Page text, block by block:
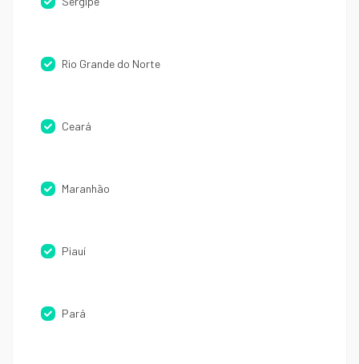
Rio Grande do Norte
Ceará
Maranhão
Piauí
Pará